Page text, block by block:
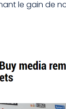
le gain de